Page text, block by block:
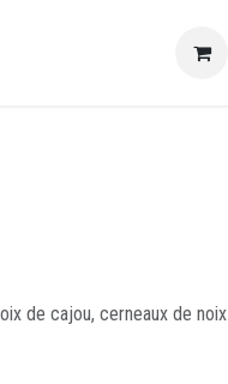
de cajou, cerneaux de noix